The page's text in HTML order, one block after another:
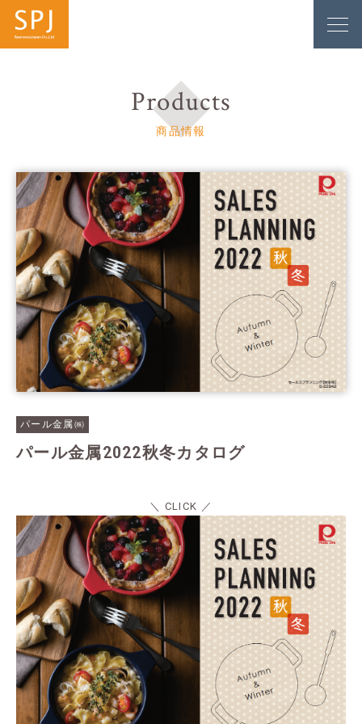
Products
商品情報
パール金属㈱
パール金属2022秋冬カタログ
＼ CLICK ／